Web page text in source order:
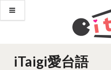
iTaigi愛台語